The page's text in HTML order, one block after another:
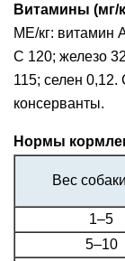
Витамины (мг/
МЕ/кг: витамин
C 120; железо
115; селен 0,12.
консерванты.
Нормы
Вес
1–5
5–10